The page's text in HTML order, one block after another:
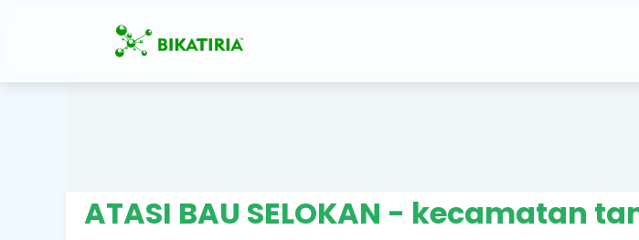
ATASI BAU SELOKAN - kecamatan